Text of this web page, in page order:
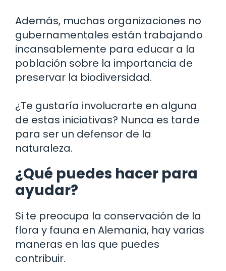
Además, muchas organizaciones no
gubernamentales están trabajando
incansablemente para educar a la
población sobre la importancia de
preservar la biodiversidad.
¿Te gustaría involucrarte en alguna
de estas iniciativas? Nunca es tarde
para ser un defensor de la
naturaleza.
¿Qué puedes hacer para
ayudar?
Si te preocupa la conservación de la
flora y fauna en Alemania, hay varias
maneras en las que puedes
contribuir.